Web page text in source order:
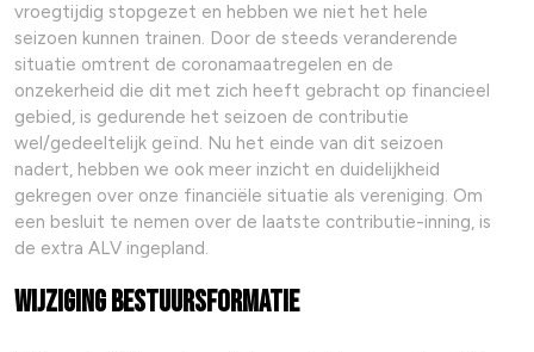
vroegtijdig stopgezet en hebben we niet het hele
seizoen kunnen trainen. Door de steeds veranderende
situatie omtrent de coronamaatregelen en de
onzekerheid die dit met zich heeft gebracht op financieel
gebied, is gedurende het seizoen de contributie
wel/gedeeltelijk geïnd. Nu het einde van dit seizoen
nadert, hebben we ook meer inzicht en duidelijkheid
gekregen over onze financiële situatie als vereniging. Om
een besluit te nemen over de laatste contributie-inning, is
de extra ALV ingepland.
Wijziging bestuursformatie